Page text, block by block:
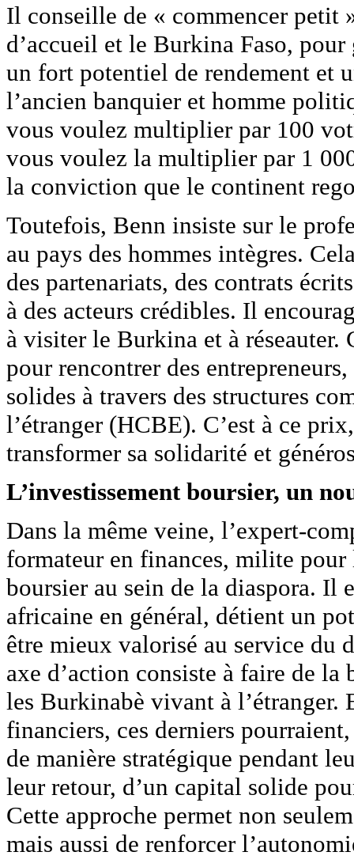
Il conseille de « commencer petit
d’accueil et le Burkina Faso,
un fort potentiel de rendement et
l’ancien banquier et homme
vous voulez multiplier par 100
vous voulez la multiplier par 1
la conviction que le continent
Toutefois, Benn insiste sur le
au pays des hommes intègres.
des partenariats, des contrats
à des acteurs crédibles. Il
à visiter le Burkina et à réseauter.
pour rencontrer des
solides à travers des structures
l’étranger (HCBE). C’est à ce
transformer sa solidarité et
L’investissement boursier, un
Dans la même veine, l’expert-
formateur en finances, milite
boursier au sein de la diaspora. Il
africaine en général, détient un
être mieux valorisé au service du
axe d’action consiste à faire de
les Burkinabè vivant à l’étranger.
financiers, ces derniers
de manière stratégique pendant
leur retour, d’un capital solide
Cette approche permet non
mais aussi de renforcer